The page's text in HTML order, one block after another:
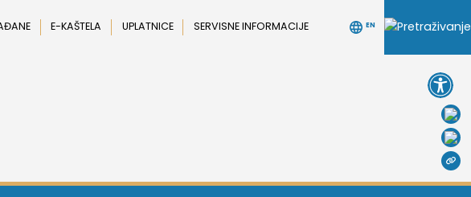
E-KAŠTELA UPLATNICE SERVISNE INFORMACIJE EN